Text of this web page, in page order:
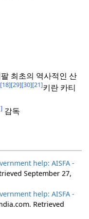
최초의 역사적인 산
[18][29][30][21]키란 카티
감독
help: AISFA -
September 27,
help: AISFA -
. Retrieved